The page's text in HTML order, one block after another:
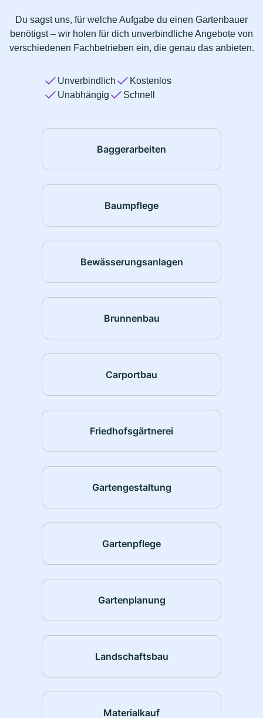
Du sagst uns, für welche Aufgabe du einen Gartenbauer
benötigst – wir holen für dich unverbindliche Angebote von
verschiedenen Fachbetrieben ein, die genau das anbieten.
Unverbindlich
Kostenlos
Unabhängig
Schnell
Baggerarbeiten
Baumpflege
Bewässerungsanlagen
Brunnenbau
Carportbau
Friedhofsgärtnerei
Gartengestaltung
Gartenpflege
Gartenplanung
Landschaftsbau
Materialkauf